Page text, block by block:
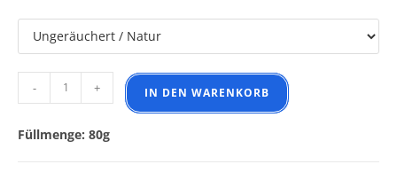
Paprika edelsüß Menge
- + IN DEN WARENKORB
Füllmenge: 80g